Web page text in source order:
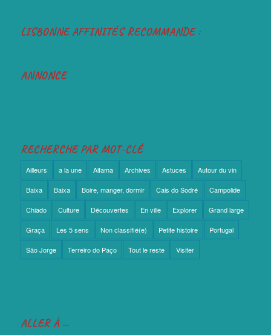
LISBONNE AFFINITÉS RECOMMANDE :
ANNONCE
RECHERCHE PAR MOT-CLÉ
Ailleurs a la une Alfama Archives Astuces Autour du vin
Baixa Baixa Boire, manger, dormir Cais do Sodré Campolide
Chiado Culture Découvertes En ville Explorer Grand large
Graça Les 5 sens Non classifié(e) Petite histoire Portugal
São Jorge Terreiro do Paço Tout le reste Visiter
ALLER À …